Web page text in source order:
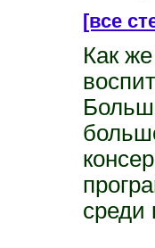
[все
Как
среди